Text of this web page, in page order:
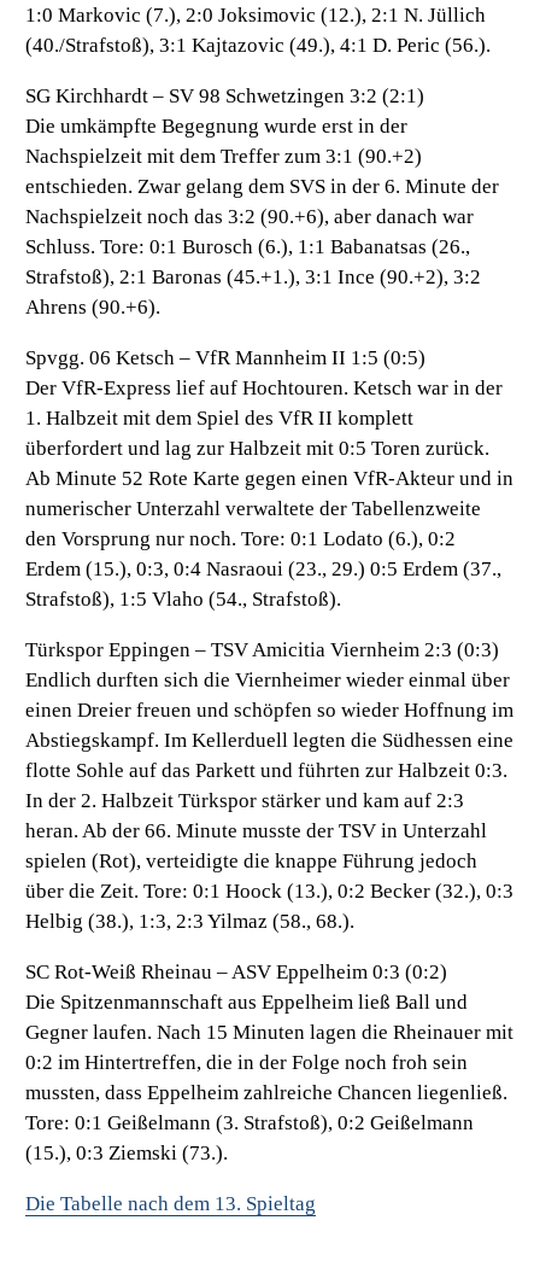
1:0 Markovic (7.), 2:0 Joksimovic (12.), 2:1 N. Jüllich
(40./Strafstoß), 3:1 Kajtazovic (49.), 4:1 D. Peric (56.).
SG Kirchhardt – SV 98 Schwetzingen 3:2 (2:1)
Die umkämpfte Begegnung wurde erst in der
Nachspielzeit mit dem Treffer zum 3:1 (90.+2)
entschieden. Zwar gelang dem SVS in der 6. Minute der
Nachspielzeit noch das 3:2 (90.+6), aber danach war
Schluss. Tore: 0:1 Burosch (6.), 1:1 Babanatsas (26.,
Strafstoß), 2:1 Baronas (45.+1.), 3:1 Ince (90.+2), 3:2
Ahrens (90.+6).
Spvgg. 06 Ketsch – VfR Mannheim II 1:5 (0:5)
Der VfR-Express lief auf Hochtouren. Ketsch war in der
1. Halbzeit mit dem Spiel des VfR II komplett
überfordert und lag zur Halbzeit mit 0:5 Toren zurück.
Ab Minute 52 Rote Karte gegen einen VfR-Akteur und in
numerischer Unterzahl verwaltete der Tabellenzweite
den Vorsprung nur noch. Tore: 0:1 Lodato (6.), 0:2
Erdem (15.), 0:3, 0:4 Nasraoui (23., 29.) 0:5 Erdem (37.,
Strafstoß), 1:5 Vlaho (54., Strafstoß).
Türkspor Eppingen – TSV Amicitia Viernheim 2:3 (0:3)
Endlich durften sich die Viernheimer wieder einmal über
einen Dreier freuen und schöpfen so wieder Hoffnung im
Abstiegskampf. Im Kellerduell legten die Südhessen eine
flotte Sohle auf das Parkett und führten zur Halbzeit 0:3.
In der 2. Halbzeit Türkspor stärker und kam auf 2:3
heran. Ab der 66. Minute musste der TSV in Unterzahl
spielen (Rot), verteidigte die knappe Führung jedoch
über die Zeit. Tore: 0:1 Hoock (13.), 0:2 Becker (32.), 0:3
Helbig (38.), 1:3, 2:3 Yilmaz (58., 68.).
SC Rot-Weiß Rheinau – ASV Eppelheim 0:3 (0:2)
Die Spitzenmannschaft aus Eppelheim ließ Ball und
Gegner laufen. Nach 15 Minuten lagen die Rheinauer mit
0:2 im Hintertreffen, die in der Folge noch froh sein
mussten, dass Eppelheim zahlreiche Chancen liegenließ.
Tore: 0:1 Geißelmann (3. Strafstoß), 0:2 Geißelmann
(15.), 0:3 Ziemski (73.).
Die Tabelle nach dem 13. Spieltag